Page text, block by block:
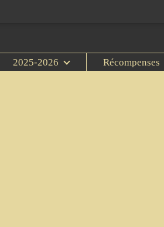
2025-2026 Récompenses